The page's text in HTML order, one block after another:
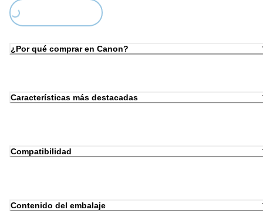
Loading...
¿Por qué comprar en Canon?
Características más destacadas
Compatibilidad
Contenido del embalaje